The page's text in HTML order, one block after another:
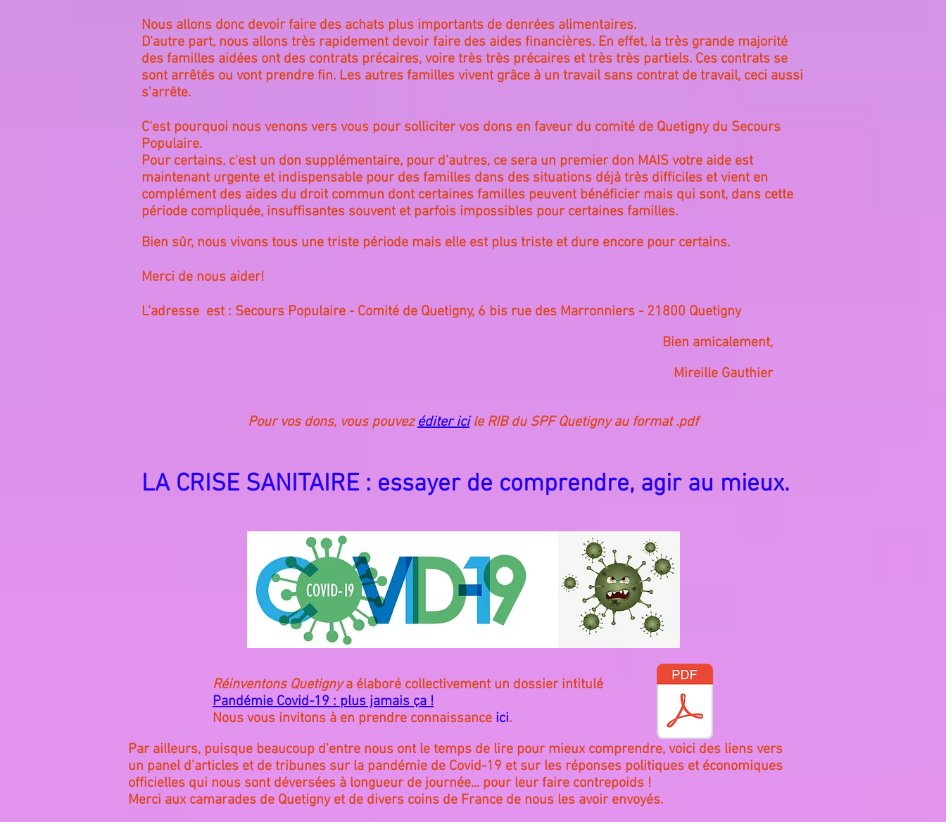
Nous allons donc devoir faire des achats plus importants de denrées alimentaires.
D'autre part, nous allons très rapidement devoir faire des aides financières. En effet, la très grande majorité
des familles aidées ont des contrats précaires, voire très très précaires et très très partiels. Ces contrats se
sont arrêtés ou vont prendre fin. Les autres familles vivent grâce à un travail sans contrat de travail, ceci aussi
s'arrête.
C'est pourquoi nous venons vers vous pour solliciter vos dons en faveur du comité de Quetigny du Secours
Populaire.
Pour certains, c'est un don supplémentaire, pour d'autres, ce sera un premier don MAIS votre aide est
maintenant urgente et indispensable pour des familles dans des situations déjà très difficiles et vient en
complément des aides du droit commun dont certaines familles peuvent bénéficier mais qui sont, dans cette
période compliquée, insuffisantes souvent et parfois impossibles pour certaines familles.
Bien sûr, nous vivons tous une triste période mais elle est plus triste et dure encore pour certains.
Merci de nous aider!
L'adresse est : Secours Populaire - Comité de Quetigny, 6 bis rue des Marronniers - 21800 Quetigny
Bien amicalement,
Mireille Gauthier
Pour vos dons, vous pouvez éditer ici le RIB du SPF Quetigny au format .pdf
LA CRISE SANITAIRE : essayer de comprendre, agir au mieux.
Réinventons Quetignya élaboré collectivement un dossier intitulé
Pandémie Covid-19 : plus jamais ça !
Nous vous invitons à en prendre connaissance ici.
Par ailleurs, puisque beaucoup d'entre nous ont le temps de lire pour mieux comprendre, voici des liens vers
un panel d’articles et de tribunes sur la pandémie de Covid-19 et sur les réponses politiques et économiques
officielles qui nous sont déversées à longueur de journée... pour leur faire contrepoids !
Merci aux camarades de Quetigny et de divers coins de France de nous les avoir envoyés.